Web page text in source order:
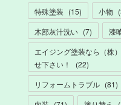
特殊塗装 (15) 小物 (
木部灰汁洗い (7) 漆
エイジング塗装なら（株
せ下さい！
(22)
リフォームトラブル (81)